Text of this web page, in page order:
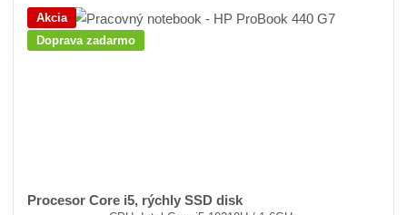
Akcia
Doprava zadarmo
Procesor Core i5, rýchly SSD disk